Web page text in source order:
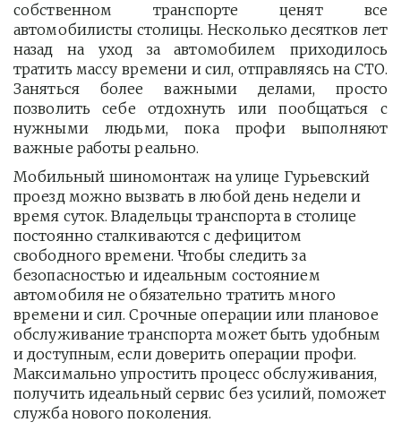
собственном транспорте ценят все
автомобилисты столицы. Несколько десятков лет
назад на уход за автомобилем приходилось
тратить массу времени и сил, отправляясь на СТО.
Заняться более важными делами, просто
позволить себе отдохнуть или пообщаться с
нужными людьми, пока профи выполняют
важные работы реально.
Мобильный шиномонтаж на улице Гурьевский
проезд можно вызвать в любой день недели и
время суток. Владельцы транспорта в столице
постоянно сталкиваются с дефицитом
свободного времени. Чтобы следить за
безопасностью и идеальным состоянием
автомобиля не обязательно тратить много
времени и сил. Срочные операции или плановое
обслуживание транспорта может быть удобным
и доступным, если доверить операции профи.
Максимально упростить процесс обслуживания,
получить идеальный сервис без усилий, поможет
служба нового поколения.